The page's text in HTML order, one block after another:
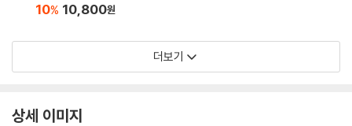
10% 10,800원
더보기
상세 이미지